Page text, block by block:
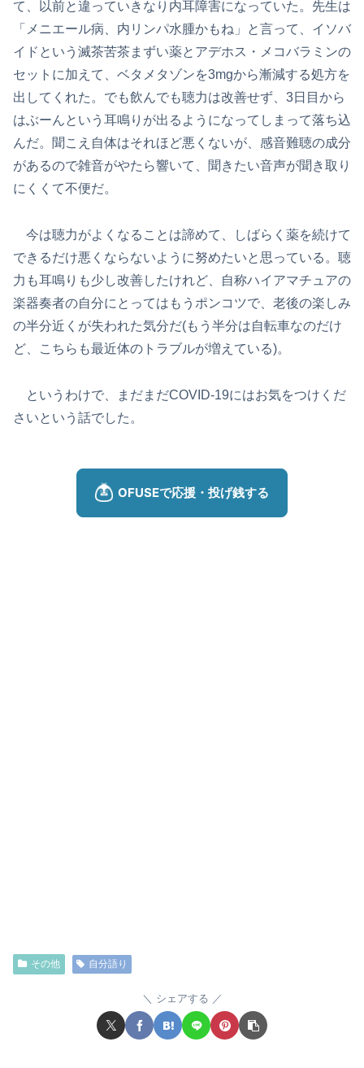
て、以前と違っていきなり内耳障害になっていた。先生は
「メニエール病、内リンパ水腫かもね」と言って、イソバ
イドという滅茶苦茶まずい薬とアデホス・メコバラミンの
セットに加えて、ベタメタゾンを3mgから漸減する処方を
出してくれた。でも飲んでも聴力は改善せず、3日目から
はぶーんという耳鳴りが出るようになってしまって落ち込
んだ。聞こえ自体はそれほど悪くないが、感音難聴の成分
があるので雑音がやたら響いて、聞きたい音声が聞き取り
にくくて不便だ。
今は聴力がよくなることは諦めて、しばらく薬を続けて
できるだけ悪くならないように努めたいと思っている。聴
力も耳鳴りも少し改善したけれど、自称ハイアマチュアの
楽器奏者の自分にとってはもうポンコツで、老後の楽しみ
の半分近くが失われた気分だ(もう半分は自転車なのだけ
ど、こちらも最近体のトラブルが増えている)。
というわけで、まだまだCOVID-19にはお気をつけくだ
さいという話でした。
その他 自分語り
シェアする